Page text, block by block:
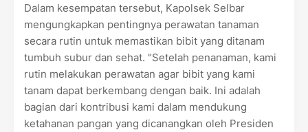
Dalam kesempatan tersebut, Kapolsek Selbar
mengungkapkan pentingnya perawatan tanaman
secara rutin untuk memastikan bibit yang ditanam
tumbuh subur dan sehat. "Setelah penanaman, kami
rutin melakukan perawatan agar bibit yang kami
tanam dapat berkembang dengan baik. Ini adalah
bagian dari kontribusi kami dalam mendukung
ketahanan pangan yang dicanangkan oleh Presiden